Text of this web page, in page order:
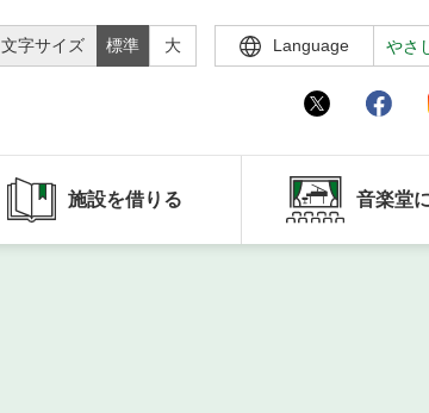
文字サイズ 標準 大 Language やさ
施設を借りる 音楽堂